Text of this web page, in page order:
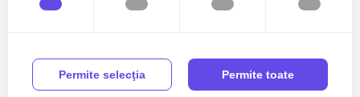
Permite selecţia Permite toate